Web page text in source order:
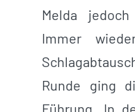
Melda
Immer
Runde ging
Führung. In